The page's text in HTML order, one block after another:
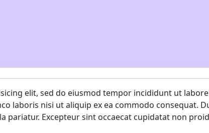
elit, sed do eiusmod tempor incididunt ut
laboris nisi ut aliquip ex ea commodo consequat.
pariatur. Excepteur sint occaecat cupidatat non